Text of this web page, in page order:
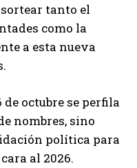
tanto el
como la
a esta nueva
octubre se perfila
nombres, sino
política para
al 2026.